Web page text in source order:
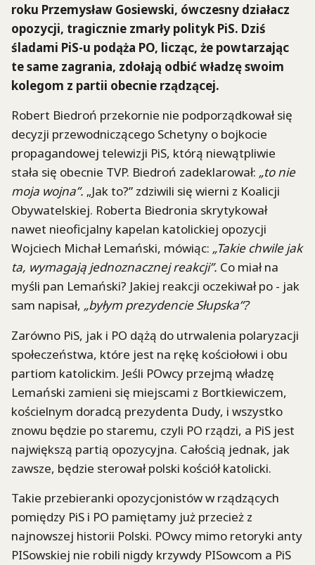
roku Przemysław Gosiewski, ówczesny działacz
opozycji, tragicznie zmarły polityk PiS. Dziś
śladami PiS-u podąża PO, licząc, że powtarzając
te same zagrania, zdołają odbić władzę swoim
kolegom z partii obecnie rządzącej.
Robert Biedroń przekornie nie podporządkował się
decyzji przewodniczącego Schetyny o bojkocie
propagandowej telewizji PiS, którą niewątpliwie
stała się obecnie TVP. Biedroń zadeklarował: „to nie
moja wojna”. „Jak to?” zdziwili się wierni z Koalicji
Obywatelskiej. Roberta Biedronia skrytykował
nawet nieoficjalny kapelan katolickiej opozycji
Wojciech Michał Lemański, mówiąc: „Takie chwile jak
ta, wymagają jednoznacznej reakcji”. Co miał na
myśli pan Lemański? Jakiej reakcji oczekiwał po - jak
sam napisał, „byłym prezydencie Słupska”?
Zarówno PiS, jak i PO dążą do utrwalenia polaryzacji
społeczeństwa, które jest na rękę kościołowi i obu
partiom katolickim. Jeśli POwcy przejmą władzę
Lemański zamieni się miejscami z Bortkiewiczem,
kościelnym doradcą prezydenta Dudy, i wszystko
znowu będzie po staremu, czyli PO rządzi, a PiS jest
największą partią opozycyjna. Całością jednak, jak
zawsze, będzie sterował polski kościół katolicki.
Takie przebieranki opozycjonistów w rządzących
pomiędzy PiS i PO pamiętamy już przecież z
najnowszej historii Polski. POwcy mimo retoryki anty
PISowskiej nie robili nigdy krzywdy PISowcom a PiS